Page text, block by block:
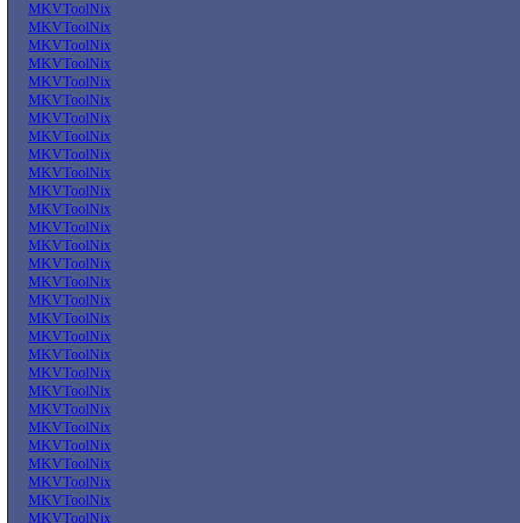
MKVToolNix
MKVToolNix
MKVToolNix
MKVToolNix
MKVToolNix
MKVToolNix
MKVToolNix
MKVToolNix
MKVToolNix
MKVToolNix
MKVToolNix
MKVToolNix
MKVToolNix
MKVToolNix
MKVToolNix
MKVToolNix
MKVToolNix
MKVToolNix
MKVToolNix
MKVToolNix
MKVToolNix
MKVToolNix
MKVToolNix
MKVToolNix
MKVToolNix
MKVToolNix
MKVToolNix
MKVToolNix
MKVToolNix